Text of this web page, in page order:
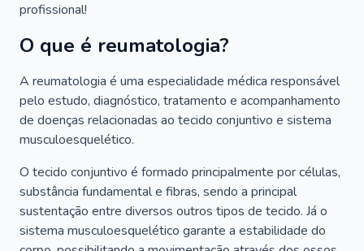
profissional!
O que é reumatologia?
A reumatologia é uma especialidade médica responsável
pelo estudo, diagnóstico, tratamento e acompanhamento
de doenças relacionadas ao tecido conjuntivo e sistema
musculoesquelético.
O tecido conjuntivo é formado principalmente por células,
substância fundamental e fibras, sendo a principal
sustentação entre diversos outros tipos de tecido. Já o
sistema musculoesquelético garante a estabilidade do